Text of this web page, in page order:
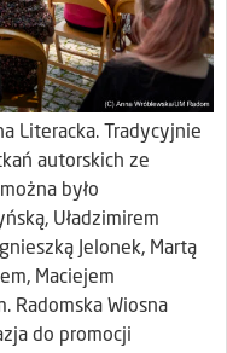
Literacka. Tradycyjnie
autorskich ze
było
Uładzimirem
Jelonek, Martą
Maciejem
Radomska Wiosna
do promocji